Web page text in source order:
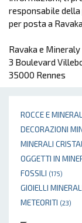
ROCCE E
DECORAZIONI
MINERALI
OGGETTI IN
FOSSILI (175)
GIOIELLI
METEORITI (23)
responsabile
per posta a
Ravaka e Mineraly
3 Boulevard
35000 Rennes